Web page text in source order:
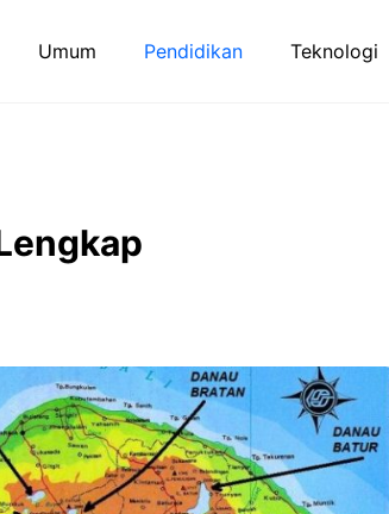
Umum Pendidikan Teknologi